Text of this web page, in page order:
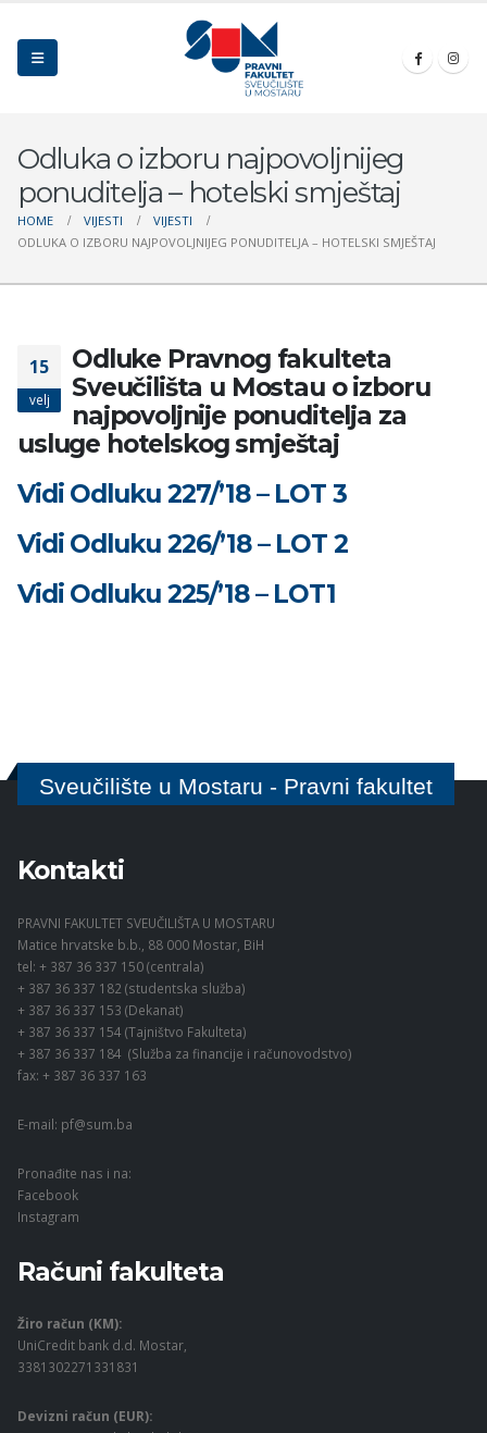
Odluka o izboru najpovoljnijeg
ponuditelja – hotelski smještaj
HOME VIJESTI
VIJESTI
ODLUKA O IZBORU NAJPOVOLJNIJEG PONUDITELJA – HOTELSKI SMJEŠTAJ
15
velj
Odluke Pravnog fakulteta
Sveučilišta u Mostau o izboru
najpovoljnije ponuditelja za
usluge hotelskog smještaj
Vidi Odluku 227/’18 – LOT 3
Vidi Odluku 226/’18 – LOT 2
Vidi Odluku 225/’18 – LOT1
Sveučilište u Mostaru - Pravni fakultet
Kontakti
PRAVNI FAKULTET SVEUČILIŠTA U MOSTARU
Matice hrvatske b.b., 88 000 Mostar, BiH
tel: + 387 36 337 150 (centrala)
+ 387 36 337 182 (studentska služba)
+ 387 36 337 153 (Dekanat)
+ 387 36 337 154 (Tajništvo Fakulteta)
+ 387 36 337 184 (Služba za financije i računovodstvo)
fax: + 387 36 337 163
E-mail: pf@sum.ba
Pronađite nas i na:
Facebook
Instagram
Računi fakulteta
Žiro račun (KM):
UniCredit bank d.d. Mostar,
3381302271331831
Devizni račun (EUR):